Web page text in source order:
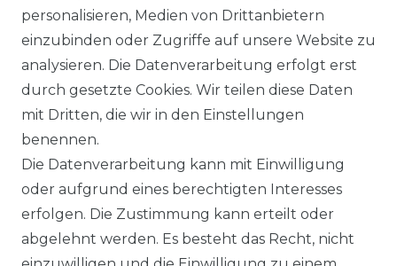
Angels - Damen 5-Pocket
Jeans, Dolly (538000)
ab 89,99 € *
personalisieren, Medien von Drittanbietern
einzubinden oder Zugriffe auf unsere Website zu
analysieren. Die Datenverarbeitung erfolgt erst
durch gesetzte Cookies. Wir teilen diese Daten
mit Dritten, die wir in den Einstellungen
benennen.
Die Datenverarbeitung kann mit Einwilligung
oder aufgrund eines berechtigten Interesses
erfolgen. Die Zustimmung kann erteilt oder
abgelehnt werden. Es besteht das Recht, nicht